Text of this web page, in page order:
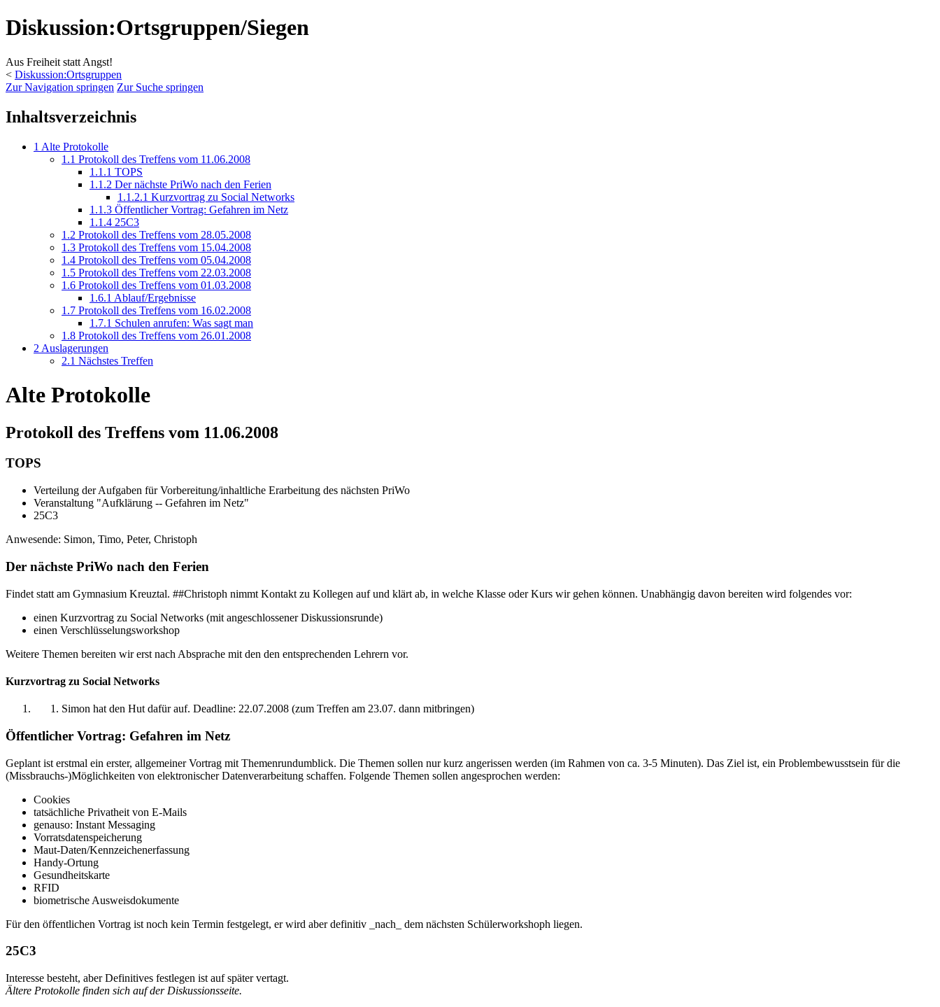
Diskussion:Ortsgruppen/Siegen
Aus Freiheit statt Angst!
< Diskussion:Ortsgruppen
Zur Navigation springen Zur Suche springen
Inhaltsverzeichnis
1 Alte Protokolle
1.1 Protokoll des Treffens vom 11.06.2008
1.1.1 TOPS
1.1.2 Der nächste PriWo nach den Ferien
1.1.2.1 Kurzvortrag zu Social Networks
1.1.3 Öffentlicher Vortrag: Gefahren im Netz
1.1.4 25C3
1.2 Protokoll des Treffens vom 28.05.2008
1.3 Protokoll des Treffens vom 15.04.2008
1.4 Protokoll des Treffens vom 05.04.2008
1.5 Protokoll des Treffens vom 22.03.2008
1.6 Protokoll des Treffens vom 01.03.2008
1.6.1 Ablauf/Ergebnisse
1.7 Protokoll des Treffens vom 16.02.2008
1.7.1 Schulen anrufen: Was sagt man
1.8 Protokoll des Treffens vom 26.01.2008
2 Auslagerungen
2.1 Nächstes Treffen
Alte Protokolle
Protokoll des Treffens vom 11.06.2008
TOPS
Verteilung der Aufgaben für Vorbereitung/inhaltliche Erarbeitung des nächsten PriWo
Veranstaltung "Aufklärung -- Gefahren im Netz"
25C3
Anwesende: Simon, Timo, Peter, Christoph
Der nächste PriWo nach den Ferien
Findet statt am Gymnasium Kreuztal. ##Christoph nimmt Kontakt zu Kollegen auf und klärt ab, in welche Klasse oder Kurs wir gehen können. Unabhängig davon bereiten wird folgendes vor:
einen Kurzvortrag zu Social Networks (mit angeschlossener Diskussionsrunde)
einen Verschlüsselungsworkshop
Weitere Themen bereiten wir erst nach Absprache mit den den entsprechenden Lehrern vor.
Kurzvortrag zu Social Networks
Simon hat den Hut dafür auf. Deadline: 22.07.2008 (zum Treffen am 23.07. dann mitbringen)
Öffentlicher Vortrag: Gefahren im Netz
Geplant ist erstmal ein erster, allgemeiner Vortrag mit Themenrundumblick. Die Themen sollen nur kurz angerissen werden (im Rahmen von ca. 3-5 Minuten). Das Ziel ist, ein Problembewusstsein für die
(Missbrauchs-)Möglichkeiten von elektronischer Datenverarbeitung schaffen. Folgende Themen sollen angesprochen werden:
Cookies
tatsächliche Privatheit von E-Mails
genauso: Instant Messaging
Vorratsdatenspeicherung
Maut-Daten/Kennzeichenerfassung
Handy-Ortung
Gesundheitskarte
RFID
biometrische Ausweisdokumente
Für den öffentlichen Vortrag ist noch kein Termin festgelegt, er wird aber definitiv _nach_ dem nächsten Schülerworkshoph liegen.
25C3
Interesse besteht, aber Definitives festlegen ist auf später vertagt.
Ältere Protokolle finden sich auf der Diskussionsseite.